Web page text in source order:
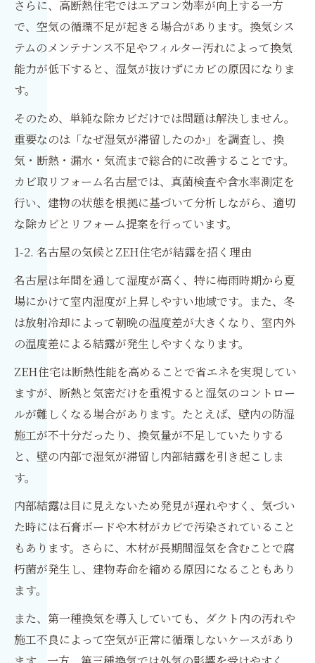
さらに、高断熱住宅ではエアコン効率が向上する一方
で、空気の循環不足が起きる場合があります。換気シス
テムのメンテナンス不足やフィルター汚れによって換気
能力が低下すると、湿気が抜けずにカビの原因になりま
す。
そのため、単純な除カビだけでは問題は解決しません。
重要なのは「なぜ湿気が滞留したのか」を調査し、換
気・断熱・漏水・気流まで総合的に改善することです。
カビ取リフォーム名古屋では、真菌検査や含水率測定を
行い、建物の状態を根拠に基づいて分析しながら、適切
な除カビとリフォーム提案を行っています。
1-2. 名古屋の気候とZEH住宅が結露を招く理由
名古屋は年間を通して湿度が高く、特に梅雨時期から夏
場にかけて室内湿度が上昇しやすい地域です。また、冬
は放射冷却によって朝晩の温度差が大きくなり、室内外
の温度差による結露が発生しやすくなります。
ZEH住宅は断熱性能を高めることで省エネを実現してい
ますが、断熱と気密だけを重視すると湿気のコントロー
ルが難しくなる場合があります。たとえば、壁内の防湿
施工が不十分だったり、換気量が不足していたりする
と、壁の内部で湿気が滞留し内部結露を引き起こしま
す。
内部結露は目に見えないため発見が遅れやすく、気づい
た時には石膏ボードや木材がカビで汚染されていること
もあります。さらに、木材が長期間湿気を含むことで腐
朽菌が発生し、建物寿命を縮める原因になることもあり
ます。
また、第一種換気を導入していても、ダクト内の汚れや
施工不良によって空気が正常に循環しないケースがあり